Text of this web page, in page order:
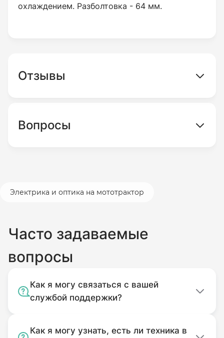
охлаждением. Разболтовка - 64 мм.
Отзывы
Вопросы
Электрика и оптика на мототрактор
Часто задаваемые
вопросы
Как я могу связаться с вашей
службой поддержки?
Как я могу узнать, есть ли техника в